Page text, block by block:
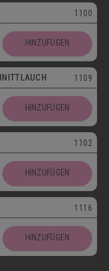
1100
HINZUFÜGEN
1109
HINZUFÜGEN
1102
HINZUFÜGEN
1116
HINZUFÜGEN